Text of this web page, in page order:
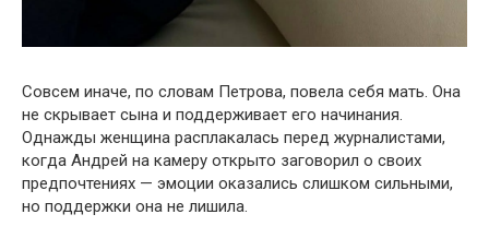
Совсем иначе, по словам Петрова, повела себя мать. Она
не скрывает сына и поддерживает его начинания.
Однажды женщина расплакалась перед журналистами,
когда Андрей на камеру открыто заговорил о своих
предпочтениях — эмоции оказались слишком сильными,
но поддержки она не лишила.